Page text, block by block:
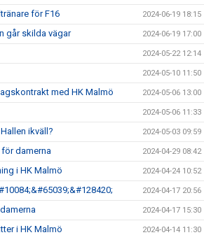
för F16 2024-06-19 18:15
går skilda vägar 2024-06-19 17:00
2024-05-22 12:14
2024-05-10 11:50
med HK Malmö 2024-05-06 13:00
2024-05-06 11:33
ikväll? 2024-05-03 09:59
damerna 2024-04-29 08:42
i HK Malmö 2024-04-24 10:52
2024-04-17 20:56
2024-04-17 15:30
i HK Malmö 2024-04-14 11:30